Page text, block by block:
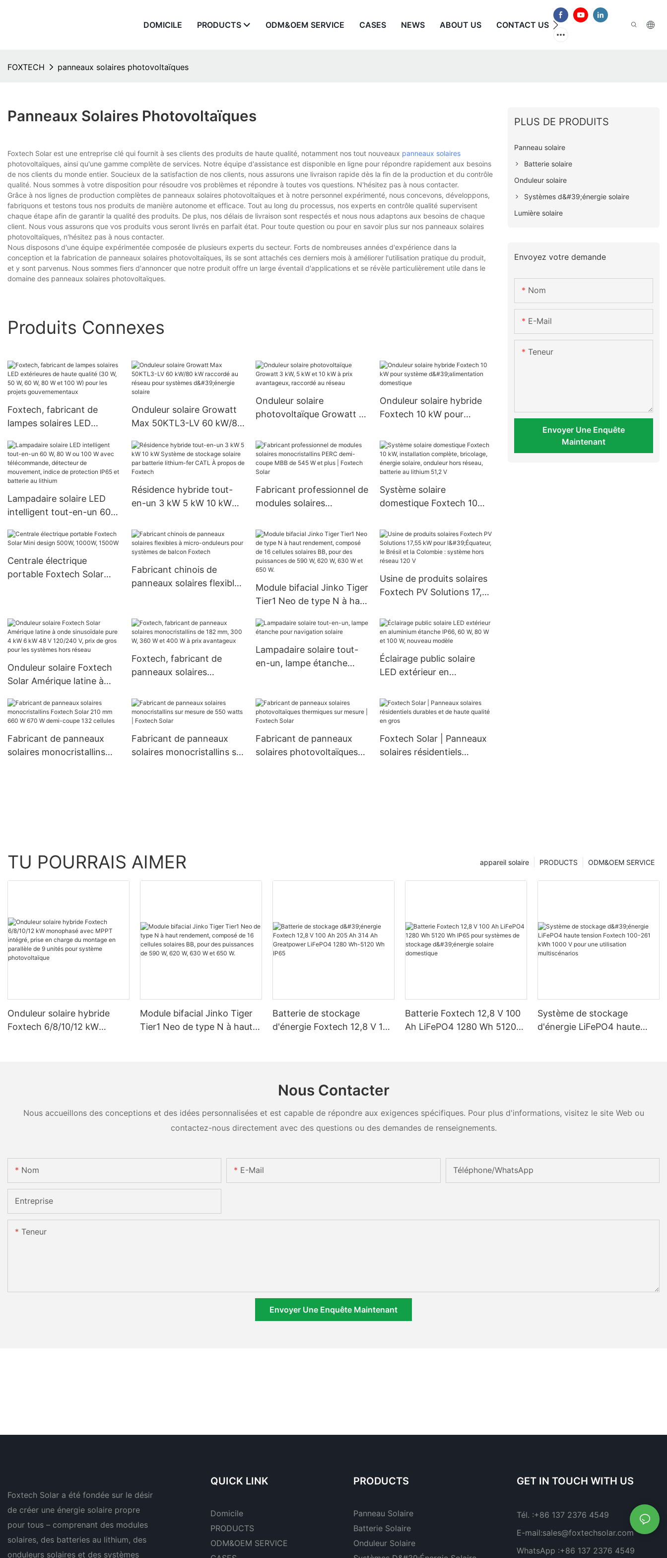
DOMICILE PRODUCTS ODM&OEM SERVICE CASES NEWS ABOUT US CONTACT US FAQ
FOXTECH panneaux solaires photovoltaïques
Panneaux Solaires Photovoltaïques
Foxtech Solar est une entreprise clé qui fournit à ses clients des produits de haute qualité, notamment nos tout nouveaux panneaux solaires
photovoltaïques, ainsi qu'une gamme complète de services. Notre équipe d'assistance est disponible en ligne pour répondre rapidement aux besoins
de nos clients du monde entier. Soucieux de la satisfaction de nos clients, nous assurons une livraison rapide dès la fin de la production et du contrôle
qualité. Nous sommes à votre disposition pour résoudre vos problèmes et répondre à toutes vos questions. N'hésitez pas à nous contacter.
Grâce à nos lignes de production complètes de panneaux solaires photovoltaïques et à notre personnel expérimenté, nous concevons, développons,
fabriquons et testons tous nos produits de manière autonome et efficace. Tout au long du processus, nos experts en contrôle qualité supervisent
chaque étape afin de garantir la qualité des produits. De plus, nos délais de livraison sont respectés et nous nous adaptons aux besoins de chaque
client. Nous vous assurons que vos produits vous seront livrés en parfait état. Pour toute question ou pour en savoir plus sur nos panneaux solaires
photovoltaïques, n'hésitez pas à nous contacter.
Nous disposons d'une équipe expérimentée composée de plusieurs experts du secteur. Forts de nombreuses années d'expérience dans la
conception et la fabrication de panneaux solaires photovoltaïques, ils se sont attachés ces derniers mois à améliorer l'utilisation pratique du produit,
et y sont parvenus. Nous sommes fiers d'annoncer que notre produit offre un large éventail d'applications et se révèle particulièrement utile dans le
domaine des panneaux solaires photovoltaïques.
Produits Connexes
Foxtech, fabricant de
lampes solaires LED
qualité (30 W, 50 W, 60 W,
80 W et 100 W) pour les
projets gouvernementaux
Onduleur solaire Growatt
Max 50KTL3-LV 60 kW/80
pour systèmes d'énergie
solaire
Onduleur solaire
photovoltaïque Growatt 3
avantageux, raccordé au
réseau
Onduleur solaire hybride
Foxtech 10 kW pour
domestique
Lampadaire solaire LED
intelligent tout-en-un 60
télécommande, détecteur
protection IP65 et batterie
au lithium
Résidence hybride tout-
en-un 3 kW 5 kW 10 kW
solaire par batterie lithium-
fer CATL À propos de
Foxtech
Fabricant professionnel de
modules solaires
demi-coupe MBB de 545
W et plus | Foxtech Solar
Système solaire
domestique Foxtech 10
bricolage, énergie solaire,
onduleur hors réseau,
batterie au lithium 51,2 V
Centrale électrique
portable Foxtech Solar
Fabricant chinois de
panneaux solaires flexibles
Foxtech
Module bifacial Jinko Tiger
Tier1 Neo de type N à haut
16 cellules solaires BB,
590 W, 620 W, 630 W et
650 W.
Usine de produits solaires
Foxtech PV Solutions 17,55
Brésil et la Colombie :
système hors réseau 120 V
Onduleur solaire Foxtech
Solar Amérique latine à
kW 6 kW 48 V 120/240 V,
prix de gros pour les
systèmes hors réseau
Foxtech, fabricant de
panneaux solaires
mm, 300 W, 360 W et 400
W à prix avantageux
Lampadaire solaire tout-
en-un, lampe étanche
Éclairage public solaire
LED extérieur en
60 W, 80 W et 100 W,
nouveau modèle
Fabricant de panneaux
solaires monocristallins
Fabricant de panneaux
solaires monocristallins sur
Fabricant de panneaux
solaires photovoltaïques
Foxtech Solar | Panneaux
solaires résidentiels
PLUS DE PRODUITS
Panneau solaire
Batterie solaire
Onduleur solaire
Systèmes d&#39;énergie solaire
Lumière solaire
Envoyez votre demande
Nom
E-Mail
Teneur
Envoyer Une Enquête
Maintenant
TU POURRAIS AIMER ODM&OEM SERVICE
PRODUCTS
appareil solaire
Onduleur solaire hybride
Foxtech 6/8/10/12 kW
Module bifacial Jinko Tiger
Tier1 Neo de type N à haut
Batterie de stockage
d'énergie Foxtech 12,8 V 100
Batterie Foxtech 12,8 V 100
Ah LiFePO4 1280 Wh 5120
Système de stockage
d'énergie LiFePO4 haute
Nous Contacter
Nous accueillons des conceptions et des idées personnalisées et est capable de répondre aux exigences spécifiques. Pour plus d'informations, visitez le site Web ou
contactez-nous directement avec des questions ou des demandes de renseignements.
Nom E-Mail Téléphone/WhatsApp
Entreprise
Teneur
Envoyer Une Enquête Maintenant
Foxtech Solar a été fondée sur le désir
de créer une énergie solaire propre
pour tous – comprenant des modules
solaires, des batteries au lithium, des
onduleurs solaires et des systèmes
QUICK LINK
Domicile
PRODUCTS
ODM&OEM SERVICE
PRODUCTS
Panneau Solaire
Batterie Solaire
Onduleur Solaire
GET IN TOUCH WITH US
Tél. :+86 137 2376 4549
E-mail:sales@foxtechsolar.com
WhatsApp :+86 137 2376 4549